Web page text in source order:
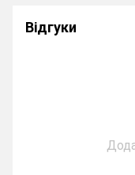
Відгуки